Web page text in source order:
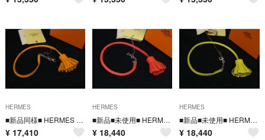
HERMES
■新品同様■ HERMES エルメス カルメンチータ レザー シルバー金具 タッセル キーホルダー チャーム オレンジ系 BT6485
¥ 17,410
HERMES
■新品■未使用■ HERMES エルメス カルメンチータ レザー シルバー金具 タッセル キーホルダー チャーム コーラルピンク系 BT6486
¥ 18,440
HERMES
■新品■未使用■ HERMES エルメス カルメンチータ レザー シルバー金具 タッセル キーホルダー チャーム イエロー系 BT6484
¥ 18,440